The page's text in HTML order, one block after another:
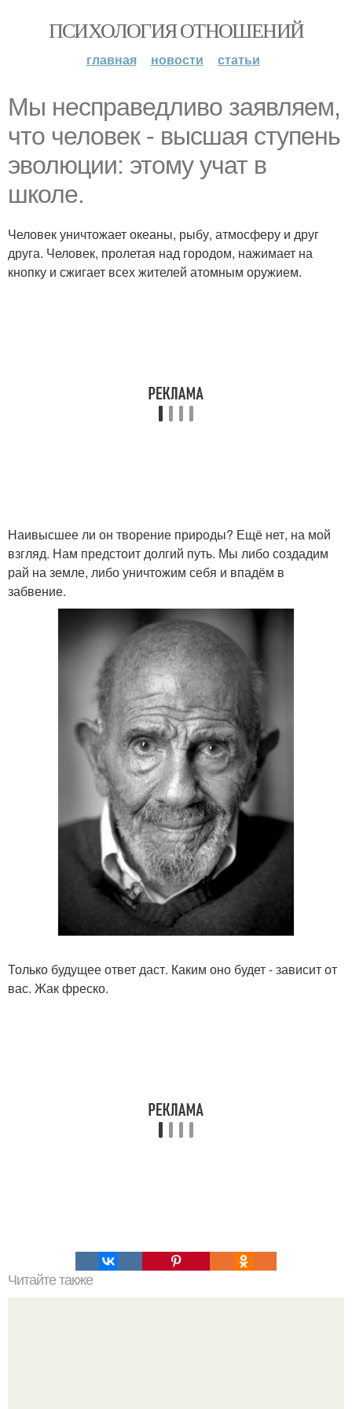
ПСИХОЛОГИЯ ОТНОШЕНИЙ
главная новости статьи
Мы несправедливо заявляем,
что человек - высшая ступень
эволюции: этому учат в
школе.
Человек уничтожает океаны, рыбу, атмосферу и друг
друга. Человек, пролетая над городом, нажимает на
кнопку и сжигает всех жителей атомным оружием.
Наивысшее ли он творение природы? Ещё нет, на мой
взгляд. Нам предстоит долгий путь. Мы либо создадим
рай на земле, либо уничтожим себя и впадём в
забвение.
Только будущее ответ даст. Каким оно будет - зависит от
вас. Жак фреско.
Читайте также